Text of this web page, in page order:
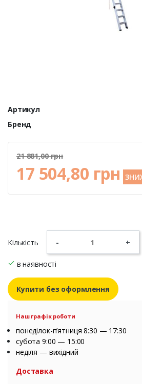
Артикул
Бренд
21 881,00 грн
17 504,80 грн
Кількість - +
в наявності
Купити без оформлення
Наш графік роботи
понеділок-п’ятниця 8:30 — 17:30
субота 9:00 — 15:00
неділя — вихідний
Доставка